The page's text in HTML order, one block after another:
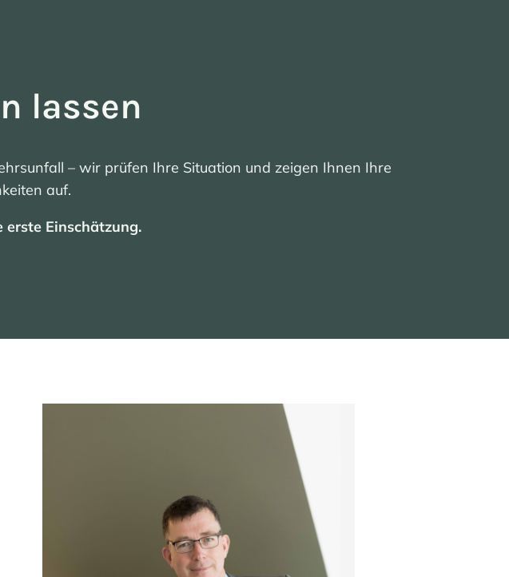
lassen
– wir prüfen Ihre Situation und zeigen Ihnen Ihre
auf.
Einschätzung.